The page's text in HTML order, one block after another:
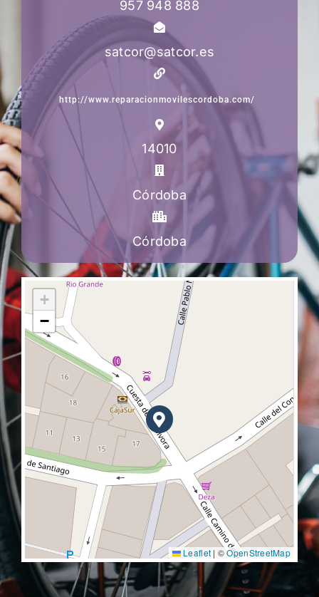
957 948 888
satcor@satcor.es
http://www.reparacionmovilescordoba.com/
14010
Córdoba
Córdoba
+
−
Leaflet | ©OpenStreetMap